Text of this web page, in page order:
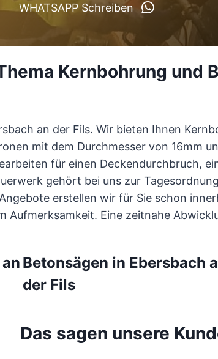
WHATSAPP Schreiben
Kernbohrung und
an der Fils. Wir bieten Ihnen
mit dem Durchmesser von 16mm
für einen Deckendurchbruch,
gehört bei uns zur
erstellen wir für Sie schon
Aufmerksamkeit. Eine zeitnahe
Betonsägen in Ebersbach
der Fils
Das sagen unsere